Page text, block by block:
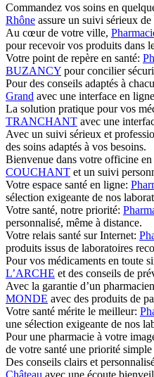
Commandez vos soins en
Rhône assure un suivi sérieux
Au cœur de votre ville,
pour recevoir vos produits dans
Votre point de repère en santé:
BUZANCY pour concilier
Pour des conseils adaptés à
Grand avec une interface en
La solution pratique pour vos
TRANCHANT avec une
Avec un suivi sérieux et
des soins adaptés à vos besoins.
Bienvenue dans votre officine
COUCHANT et un suivi
Votre espace santé en ligne:
sélection exigeante de nos
Votre santé, notre priorité:
personnalisé, même à distance.
Votre relais santé sur Internet:
produits issus de laboratoires
Pour vos médicaments en toute
L’ARCHE et des conseils de
Avec la garantie d’un
MONDE avec des produits de
Votre santé mérite le meilleur:
une sélection exigeante de nos
Pour une pharmacie à votre
de votre santé une priorité simple
Des conseils clairs et
Château avec une écoute